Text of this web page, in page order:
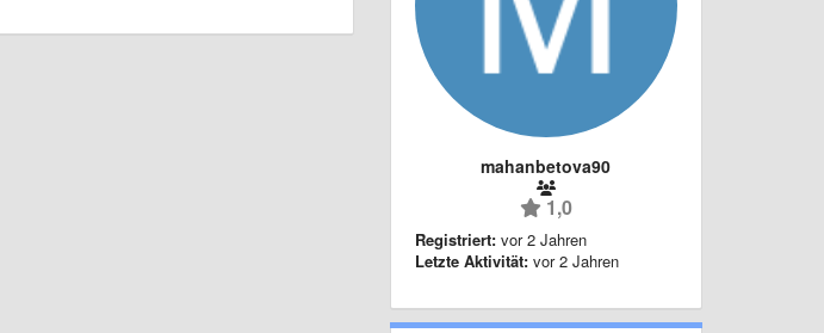
mahanbetova90
1,0
Registriert: vor 2 Jahren
Letzte Aktivität: vor 2 Jahren